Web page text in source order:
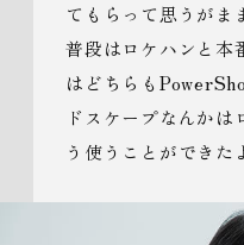
てもらって思うがま
普段はロケハンと本
はどちらも
ドスケープなんか
う使うことができた